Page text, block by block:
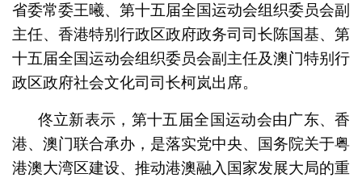
省委常委王曦、第十五届全国运动会组织委员会副
主任、香港特别行政区政府政务司司长陈国基、第
十五届全国运动会组织委员会副主任及澳门特别行
政区政府社会文化司司长柯岚出席。
佟立新表示，第十五届全国运动会由广东、香
港、澳门联合承办，是落实党中央、国务院关于粤
港澳大湾区建设、推动港澳融入国家发展大局的重